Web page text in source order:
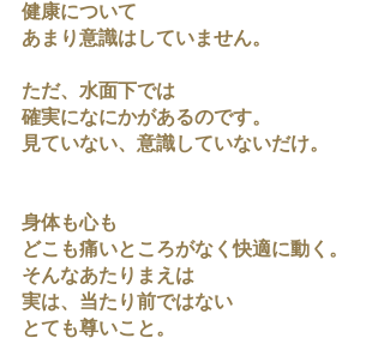
健康について
あまり意識はしていません。
ただ、水面下では
確実になにかがあるのです。
見ていない、意識していないだけ。
身体も心も
どこも痛いところがなく快適に動く。
そんなあたりまえは
実は、当たり前ではない
とても尊いこと。